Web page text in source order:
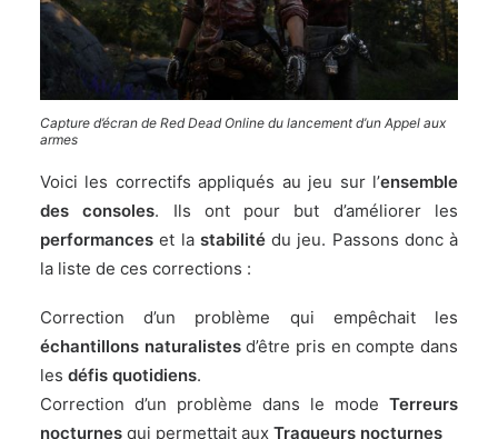
Capture d’écran de Red Dead Online du lancement d’un Appel aux
armes
Voici les correctifs appliqués au jeu sur l’ensemble
des consoles. Ils ont pour but d’améliorer les
performances et la stabilitédu jeu. Passons donc à
la liste de ces corrections :
Correction d’un problème qui empêchait les
échantillons naturalistesd’être pris en compte dans
les défis quotidiens.
Correction d’un problème dans le mode Terreurs
nocturnes qui permettait aux Traqueurs nocturnes